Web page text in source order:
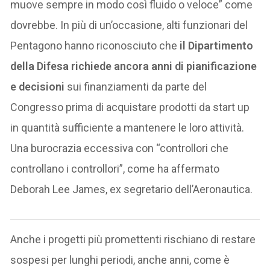
muove sempre in modo così fluido o veloce” come
dovrebbe. In più di un’occasione, alti funzionari del
Pentagono hanno riconosciuto che il Dipartimento
della Difesa richiede ancora anni di pianificazione
e decisioni sui finanziamenti da parte del
Congresso prima di acquistare prodotti da start up
in quantità sufficiente a mantenere le loro attività.
Una burocrazia eccessiva con “controllori che
controllano i controllori”, come ha affermato
Deborah Lee James, ex segretario dell’Aeronautica.
Anche i progetti più promettenti rischiano di restare
sospesi per lunghi periodi, anche anni, come è